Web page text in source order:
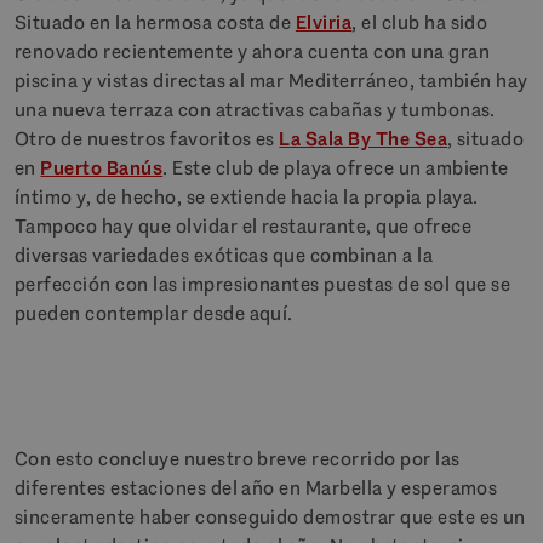
Situado en la hermosa costa de Elviria, el club ha sido
renovado recientemente y ahora cuenta con una gran
piscina y vistas directas al mar Mediterráneo, también hay
una nueva terraza con atractivas cabañas y tumbonas.
Otro de nuestros favoritos es La Sala By The Sea, situado
en Puerto Banús. Este club de playa ofrece un ambiente
íntimo y, de hecho, se extiende hacia la propia playa.
Tampoco hay que olvidar el restaurante, que ofrece
diversas variedades exóticas que combinan a la
perfección con las impresionantes puestas de sol que se
pueden contemplar desde aquí.
Con esto concluye nuestro breve recorrido por las
diferentes estaciones del año en Marbella y esperamos
sinceramente haber conseguido demostrar que este es un